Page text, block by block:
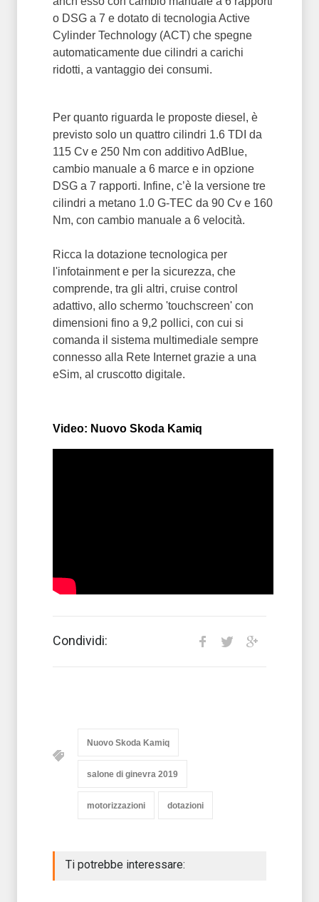
o DSG a 7 e dotato di tecnologia Active
Cylinder Technology (ACT) che spegne
automaticamente due cilindri a carichi
ridotti, a vantaggio dei consumi.
Per quanto riguarda le proposte diesel, è
previsto solo un quattro cilindri 1.6 TDI da
115 Cv e 250 Nm con additivo AdBlue,
cambio manuale a 6 marce e in opzione
DSG a 7 rapporti. Infine, c’è la versione tre
cilindri a metano 1.0 G-TEC da 90 Cv e 160
Nm, con cambio manuale a 6 velocità.
Ricca la dotazione tecnologica per
l'infotainment e per la sicurezza, che
comprende, tra gli altri, cruise control
adattivo, allo schermo 'touchscreen' con
dimensioni fino a 9,2 pollici, con cui si
comanda il sistema multimediale sempre
connesso alla Rete Internet grazie a una
eSim, al cruscotto digitale.
Video: Nuovo Skoda Kamiq
Condividi:
Nuovo Skoda Kamiq
salone di ginevra 2019
motorizzazioni dotazioni
Ti potrebbe interessare: